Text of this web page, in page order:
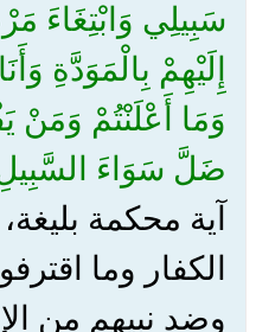
سَبِيلِي وَابْتِغَاءَ
إِلَيْهِمْ بِالْمَوَدَّةِ
وَمَا أَعْلَنْتُمْ وَمَنْ
ضَلَّ سَوَاءَ
آية محكمة
الكفار وما
وضد نبيهم من